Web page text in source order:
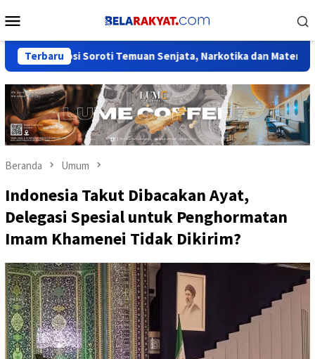
ke
Mobile
Terbaru
Soroti Temuan Senjata, Narkotika dan Materi Pornografi di
Beranda Umum
Indonesia Takut Dibacakan Ayat,
Delegasi Spesial untuk Penghormatan
Imam Khamenei Tidak Dikirim?